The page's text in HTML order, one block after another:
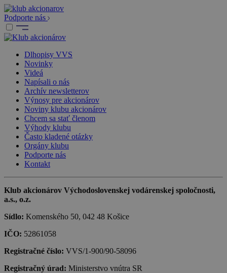
Podporte nás
Dlhopisy VVS
Novinky
Videá
Napísali o nás
Archív newsletterov
Výnosy pre akcionárov
Noviny klubu akcionárov
Chcem sa stať členom
Výhody klubu
Často kladené otázky
Orgány klubu
Podporte nás
Kontakt
Klub akcionárov Východoslovenskej vodárenskej spoločnosti,
a.s., o.z.
Sídlo: Komenského 50, 042 48 Košice
IČO: 52861058
Registračné číslo: VVS/1-900/90-58096
Registračný úrad: Ministerstvo vnútra SR